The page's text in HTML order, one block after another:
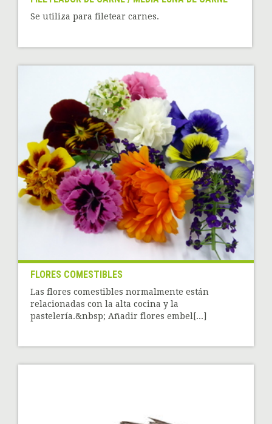
Se utiliza para filetear carnes.
FLORES COMESTIBLES
Las flores comestibles normalmente están
relacionadas con la alta cocina y la
pastelería.&nbsp; Añadir flores embel[...]